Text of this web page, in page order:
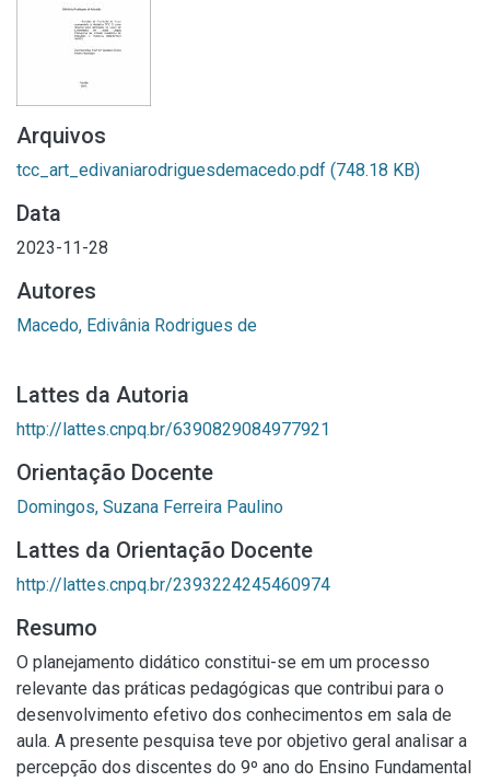
Arquivos
tcc_art_edivaniarodriguesdemacedo.pdf (748.18 KB)
Data
2023-11-28
Autores
Macedo, Edivânia Rodrigues de
Lattes da Autoria
http://lattes.cnpq.br/6390829084977921
Orientação Docente
Domingos, Suzana Ferreira Paulino
Lattes da Orientação Docente
http://lattes.cnpq.br/2393224245460974
Resumo
O planejamento didático constitui-se em um processo
relevante das práticas pedagógicas que contribui para o
desenvolvimento efetivo dos conhecimentos em sala de
aula. A presente pesquisa teve por objetivo geral analisar a
percepção dos discentes do 9º ano do Ensino Fundamental